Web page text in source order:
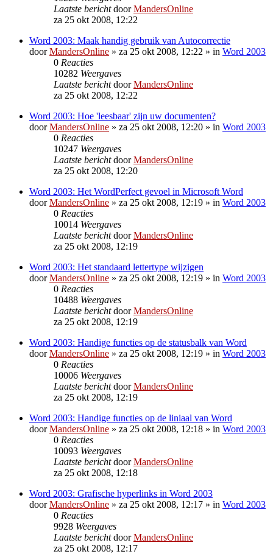
Laatste berichtdoorMandersOnline
za 25 okt 2008, 12:22
Word 2003: Maak handig gebruik van Autocorrectie
doorMandersOnline » za 25 okt 2008, 12:22 » in Word 2003
0 Reacties
10282 Weergaves
Laatste berichtdoorMandersOnline
za 25 okt 2008, 12:22
Word 2003: Hoe 'leesbaar' zijn uw documenten?
doorMandersOnline » za 25 okt 2008, 12:20 » in Word 2003
0 Reacties
10247 Weergaves
Laatste berichtdoorMandersOnline
za 25 okt 2008, 12:20
Word 2003: Het WordPerfect gevoel in Microsoft Word
doorMandersOnline » za 25 okt 2008, 12:19 » in Word 2003
0 Reacties
10014 Weergaves
Laatste berichtdoorMandersOnline
za 25 okt 2008, 12:19
Word 2003: Het standaard lettertype wijzigen
doorMandersOnline » za 25 okt 2008, 12:19 » in Word 2003
0 Reacties
10488 Weergaves
Laatste berichtdoorMandersOnline
za 25 okt 2008, 12:19
Word 2003: Handige functies op de statusbalk van Word
doorMandersOnline » za 25 okt 2008, 12:19 » in Word 2003
0 Reacties
10006 Weergaves
Laatste berichtdoorMandersOnline
za 25 okt 2008, 12:19
Word 2003: Handige functies op de liniaal van Word
doorMandersOnline » za 25 okt 2008, 12:18 » in Word 2003
0 Reacties
10093 Weergaves
Laatste berichtdoorMandersOnline
za 25 okt 2008, 12:18
Word 2003: Grafische hyperlinks in Word 2003
doorMandersOnline » za 25 okt 2008, 12:17 » in Word 2003
0 Reacties
9928 Weergaves
Laatste berichtdoorMandersOnline
za 25 okt 2008, 12:17